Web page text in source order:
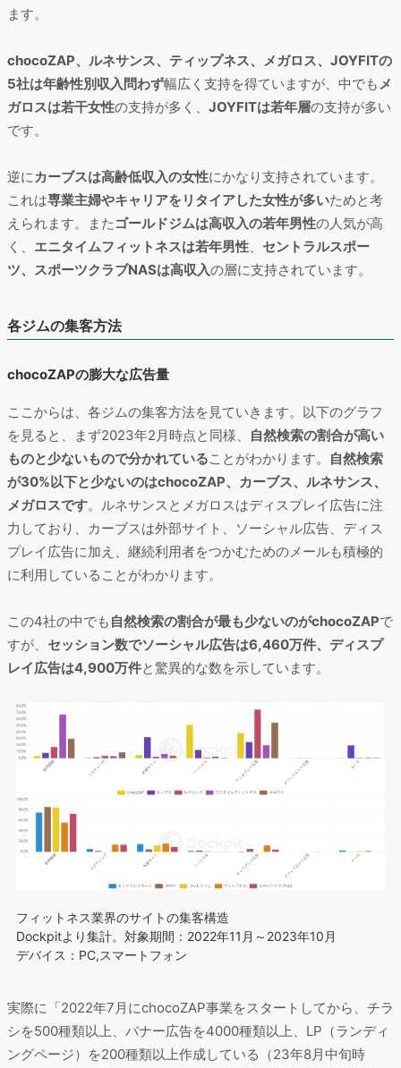
ます。
chocoZAP、ルネサンス、ティップネス、メガロス、JOYFITの
5社は年齢性別収入問わず幅広く支持を得ていますが、中でも メ
ガロスは若干女性の支持が多く、 JOYFITは若年層の支持が多い
です。
逆に カーブスは高齢低収入の女性にかなり支持されています。
これは専業主婦やキャリアをリタイアした女性が多いためと考
えられます。また ゴールドジムは高収入の若年男性の人気が高
く、 エニタイムフィットネスは若年男性
セントラルスポー
ツ、スポーツクラブNASは高収入の層に支持されています。
各ジムの集客方法
chocoZAPの膨大な広告量
ここからは、各ジムの集客方法を見ていきます。以下のグラフ
を見ると、まず2023年2月時点と同様、
自然検索の割合が高い
ものと少ないもので分かれていることがわかります。
自然検索
が30%以下と少ないのはchocoZAP、カーブス、ルネサンス、
メガロスです。ルネサンスとメガロスはディスプレイ広告に注
力しており、カーブスは外部サイト、ソーシャル広告、ディス
プレイ広告に加え、継続利用者をつかむためのメールも積極的
に利用していることがわかります。
この4社の中でも 自然検索の割合が最も少ないのがchocoZAPで
すが、 セッション数でソーシャル広告は6,460万件、ディスプ
レイ広告は4,900万件と驚異的な数を示しています。
フィットネス業界のサイトの集客構造
Dockpitより集計。対象期間：2022年11月～2023年10月
デバイス：PC,スマートフォン
実際に「2022年7月にchocoZAP事業をスタートしてから、チラ
シを500種類以上、バナー広告を4000種類以上、LP（ランディ
ングページ）を200種類以上作成している（23年8月中旬時